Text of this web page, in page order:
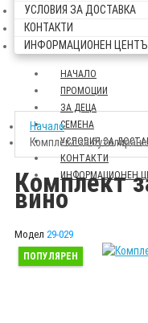
УСЛОВИЯ ЗА ДОСТАВКА
КОНТАКТИ
ИНФОРМАЦИОНЕН
НАЧАЛО
ПРОМОЦИИ
ЗА ДЕЦА
СЕМЕНА
УСЛОВИЯ ЗА
КОНТАКТИ
ИНФОРМАЦИОНЕН
Начало
Комплект за
Комплект
вино
Модел 29-029
ПОПУЛЯРЕН